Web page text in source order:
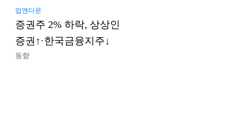
업앤다운
증권주 2% 하락, 상상인
증권↑·한국금융지주↓
동향